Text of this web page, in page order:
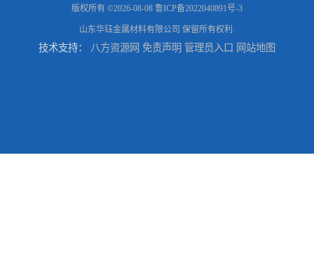
版权所有 ©2026-08-08 鲁ICP备2022040891号-3
山东华钰金属材料有限公司 保留所有权利.
技术支持： 八方资源网 免责声明 管理员入口 网站地图